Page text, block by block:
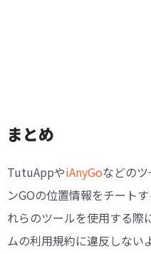
まとめ
TutuAppやiAnyGoなどの
ンGOの位置情報をチート
れらのツールを使用する際
ムの利用規約に違反しない